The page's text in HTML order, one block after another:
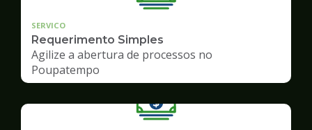
SERVICO
Requerimento Simples
Agilize a abertura de processos no
Poupatempo